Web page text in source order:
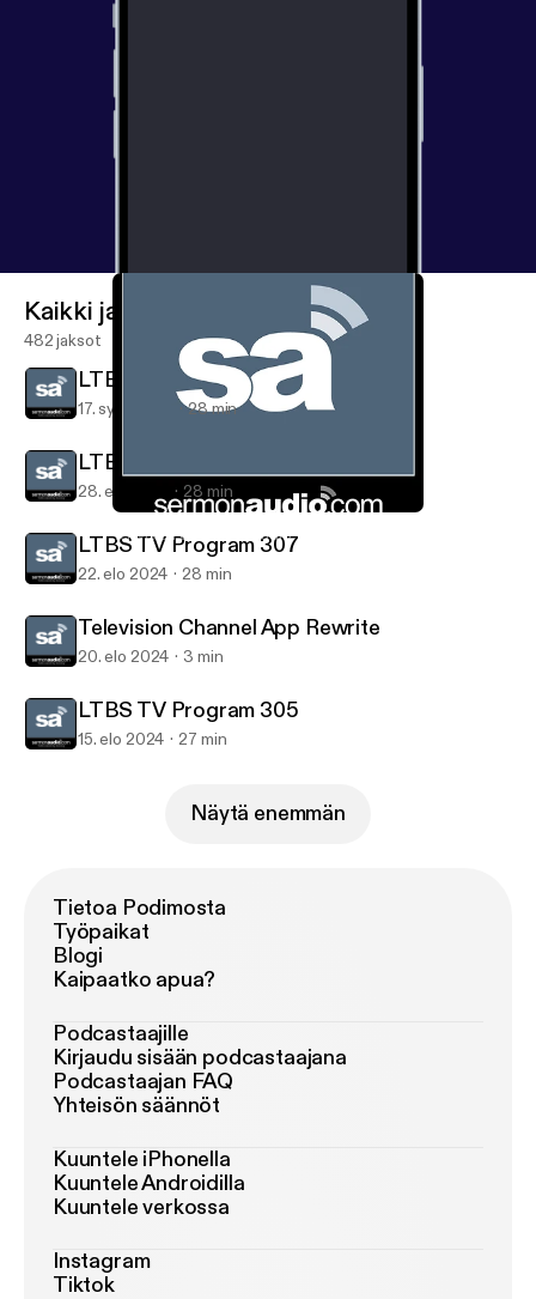
Television on SermonAudio
Kaikki jaksot
482 jaksot
LTBS TV Program 306
17. syys 2024 28 min
LTBS TV Program 304
28. elo 2024 28 min
LTBS TV Program 307
22. elo 2024 28 min
Television Channel App Rewrite
20. elo 2024 3 min
LTBS TV Program 305
15. elo 2024 27 min
Näytä enemmän
Tietoa Podimosta
Työpaikat
Blogi
Kaipaatko apua?
Podcastaajille
Kirjaudu sisään podcastaajana
Podcastaajan FAQ
Yhteisön säännöt
Kuuntele iPhonella
Kuuntele Androidilla
Kuuntele verkossa
Instagram
Tiktok